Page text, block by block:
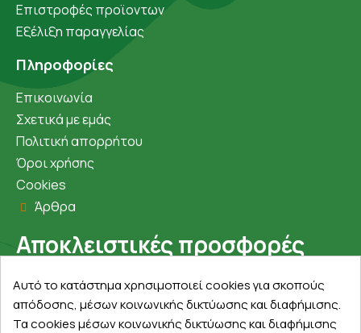
Επιστροφές προϊοντων
Εξέλιξη παραγγελίας
Πληροφορίες
Επικοινωνία
Σχετικά με εμάς
Πολιτική απορρήτου
Όροι χρήσης
Cookies
Άρθρα
Αποκλειστικές προσφορές
Εγγραφείτε με το email σας για να ενημερώνεστε
πρώτοι για προσφορές, διαγωνισμούς, εκπτωτικούς
κωδικούς και μοναδικά δώρα!
Αυτό το κατάστημα χρησιμοποιεί cookies για σκοπούς
απόδοσης, μέσων κοινωνικής δικτύωσης και διαφήμισης.
Τα cookies μέσων κοινωνικής δικτύωσης και διαφήμισης